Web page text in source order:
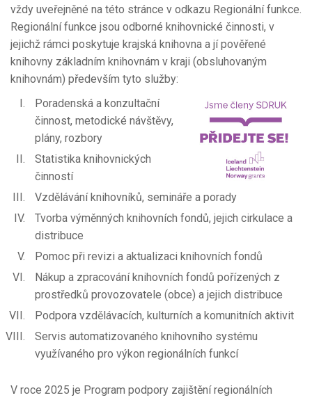
vždy uveřejněné na této stránce v odkazu Regionální funkce.
Regionální funkce jsou odborné knihovnické činnosti, v
jejichž rámci poskytuje krajská knihovna a jí pověřené
knihovny základním knihovnám v kraji (obsluhovaným
knihovnám) především tyto služby:
Poradenská a konzultační
činnost, metodické návštěvy,
plány, rozbory
Statistika knihovnických
činností
Vzdělávání knihovníků, semináře a porady
Tvorba výměnných knihovních fondů, jejich cirkulace a
distribuce
Pomoc při revizi a aktualizaci knihovních fondů
Nákup a zpracování knihovních fondů pořízených z
prostředků provozovatele (obce) a jejich distribuce
Podpora vzdělávacích, kulturních a komunitních aktivit
Servis automatizovaného knihovního systému
využívaného pro výkon regionálních funkcí
V roce 2025 je Program podpory zajištění regionálních